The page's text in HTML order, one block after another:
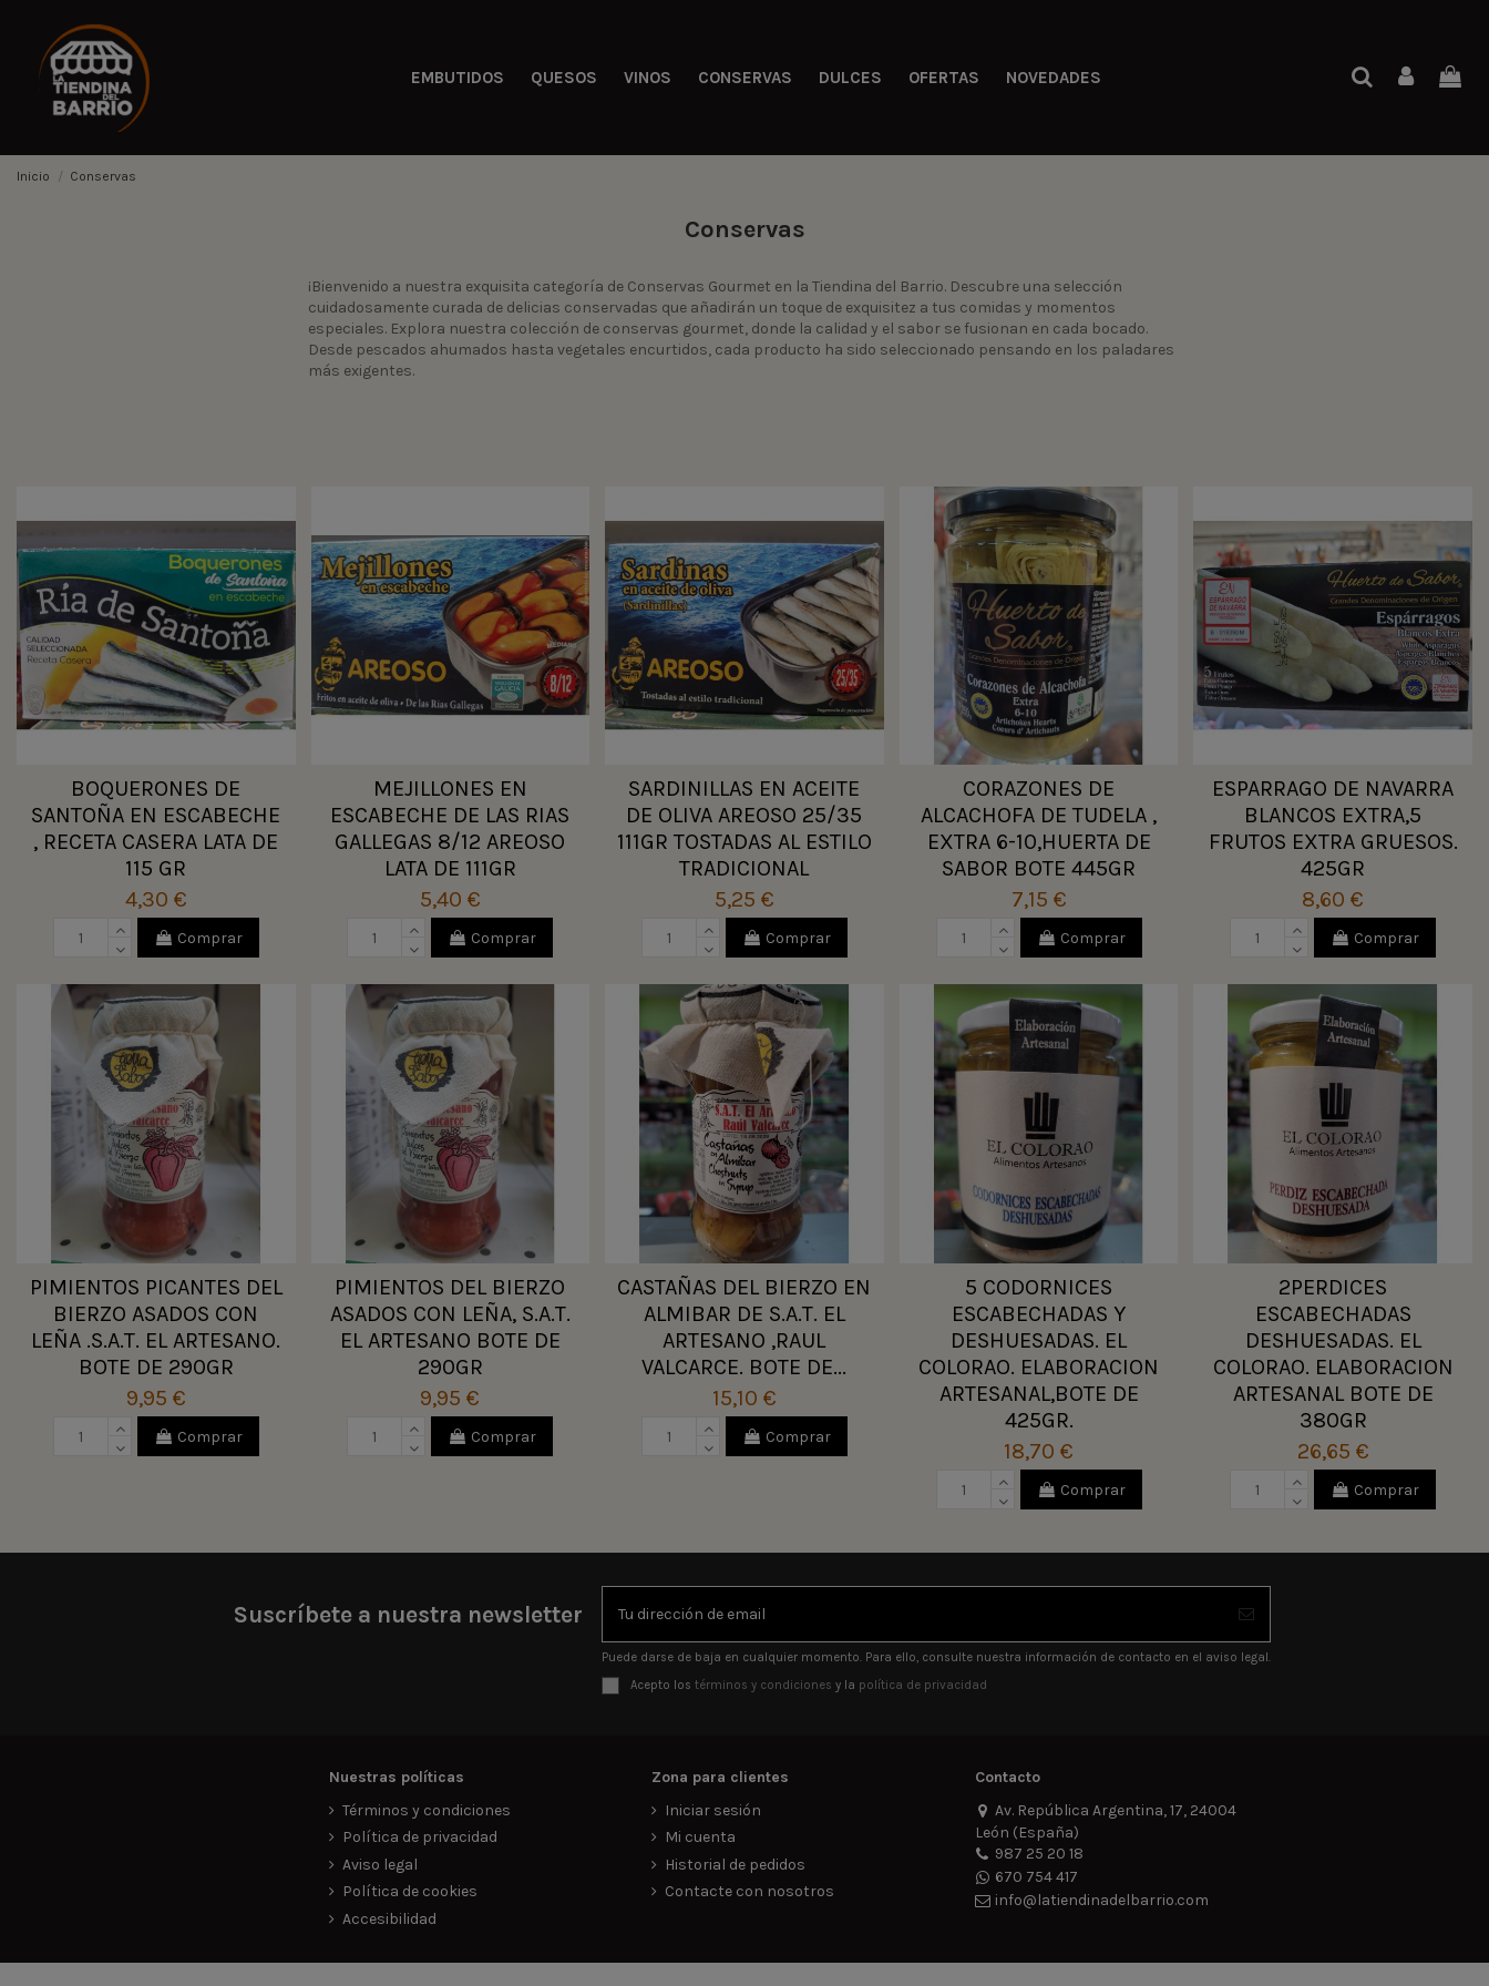
EMBUTIDOS QUESOS VINOS CONSERVAS DULCES OFERTAS NOVEDADES
Inicio Conservas
Conservas
¡Bienvenido a nuestra exquisita categoría de Conservas Gourmet en la Tiendina del Barrio. Descubre una selección
cuidadosamente curada de delicias conservadas que añadirán un toque de exquisitez a tus comidas y momentos
especiales. Explora nuestra colección de conservas gourmet, donde la calidad y el sabor se fusionan en cada bocado.
Desde pescados ahumados hasta vegetales encurtidos, cada producto ha sido seleccionado pensando en los paladares
más exigentes.
BOQUERONES DE
SANTOÑA EN ESCABECHE
, RECETA CASERA LATA DE
115 GR
4,30 €
Comprar
MEJILLONES EN
ESCABECHE DE LAS RIAS
GALLEGAS 8/12 AREOSO
LATA DE 111GR
5,40 €
Comprar
SARDINILLAS EN ACEITE
DE OLIVA AREOSO 25/35
111GR TOSTADAS AL ESTILO
TRADICIONAL
5,25 €
Comprar
CORAZONES DE
ALCACHOFA DE TUDELA ,
EXTRA 6-10,HUERTA DE
SABOR BOTE 445GR
7,15 €
Comprar
ESPARRAGO DE NAVARRA
BLANCOS EXTRA,5
FRUTOS EXTRA GRUESOS.
425GR
8,60 €
Comprar
PIMIENTOS PICANTES DEL
BIERZO ASADOS CON
LEÑA .S.A.T. EL ARTESANO.
BOTE DE 290GR
9,95 €
Comprar
PIMIENTOS DEL BIERZO
ASADOS CON LEÑA, S.A.T.
EL ARTESANO BOTE DE
290GR
9,95 €
Comprar
CASTAÑAS DEL BIERZO EN
ALMIBAR DE S.A.T. EL
ARTESANO ,RAUL
VALCARCE. BOTE DE...
15,10 €
Comprar
5 CODORNICES
ESCABECHADAS Y
DESHUESADAS. EL
COLORAO. ELABORACION
ARTESANAL,BOTE DE
425GR.
18,70 €
Comprar
2PERDICES
ESCABECHADAS
DESHUESADAS. EL
COLORAO. ELABORACION
ARTESANAL BOTE DE
380GR
26,65 €
Comprar
Suscríbete a nuestra newsletter
Puede darse de baja en cualquier momento. Para ello, consulte nuestra información de contacto en el aviso legal.
Acepto los términos y condiciones y la política de privacidad
Nuestras políticas
Términos y condiciones
Política de privacidad
Aviso legal
Política de cookies
Accesibilidad
Zona para clientes
Iniciar sesión
Mi cuenta
Historial de pedidos
Contacte con nosotros
Contacto
Av. República Argentina, 17, 24004
León (España)
987 25 20 18
670 754 417
info@latiendinadelbarrio.com